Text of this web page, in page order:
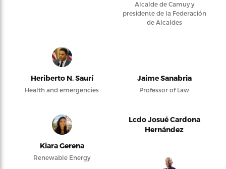
Alcalde de Camuy y
presidente de la Federación
de Alcaldes
Heriberto N. Saurí
Health and emergencies
Jaime Sanabria
Professor of Law
Kiara Gerena
Renewable Energy
Lcdo Josué Cardona
Hernández